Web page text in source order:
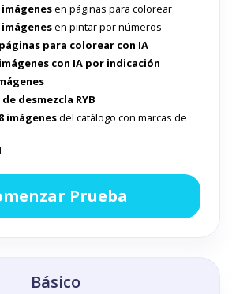
imágenesen páginas para colorear
imágenesen pintar por números
para colorear con IA
con IA por indicación
desmezcla RYB
8 imágenesdel catálogo con marcas de
Prueba
Básico